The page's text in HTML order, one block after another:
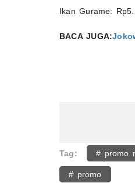
Ikan Gurame:
BACA JUGA:
Tag: # promo
# promo